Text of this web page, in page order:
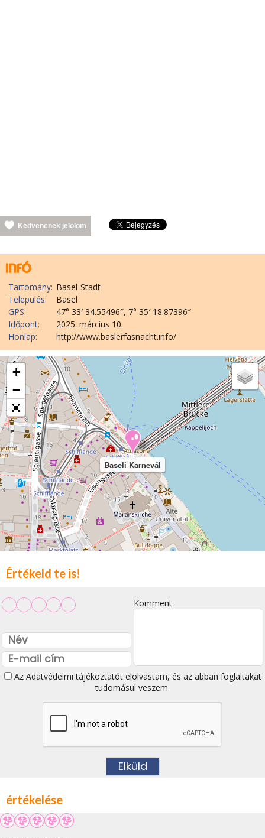
Kedvencnek jelölöm
Tartomány: Basel-Stadt
Település:
Basel
GPS:
47° 33′ 34.55496″, 7° 35′ 18.87396″
Időpont:
2025. március 10.
Honlap:
http://www.baslerfasnacht.info/
Baseli Karnevál
+
−
Értékeld te is!
Komment
Az Adatvédelmi tájékoztatótelolvastam, és az abban foglaltakat
tudomásul veszem.
értékelése